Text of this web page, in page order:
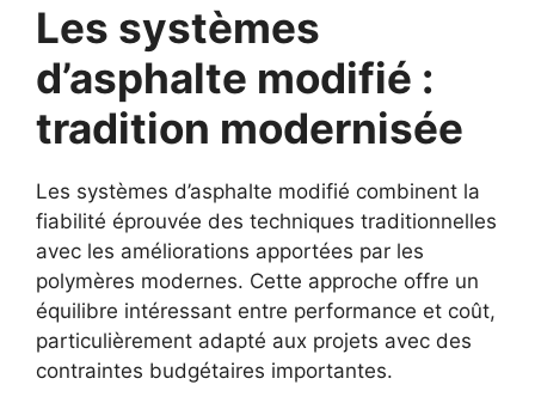
Les systèmes
d’asphalte modifié :
tradition modernisée
Les systèmes d’asphalte modifié combinent la
fiabilité éprouvée des techniques traditionnelles
avec les améliorations apportées par les
polymères modernes. Cette approche offre un
équilibre intéressant entre performance et coût,
particulièrement adapté aux projets avec des
contraintes budgétaires importantes.